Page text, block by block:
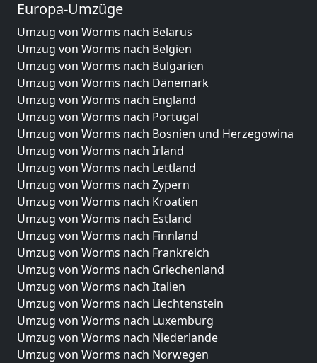
Europa-Umzüge
Umzug von Worms nach Belarus
Umzug von Worms nach Belgien
Umzug von Worms nach Bulgarien
Umzug von Worms nach Dänemark
Umzug von Worms nach England
Umzug von Worms nach Portugal
Umzug von Worms nach Bosnien und Herzegowina
Umzug von Worms nach Irland
Umzug von Worms nach Lettland
Umzug von Worms nach Zypern
Umzug von Worms nach Kroatien
Umzug von Worms nach Estland
Umzug von Worms nach Finnland
Umzug von Worms nach Frankreich
Umzug von Worms nach Griechenland
Umzug von Worms nach Italien
Umzug von Worms nach Liechtenstein
Umzug von Worms nach Luxemburg
Umzug von Worms nach Niederlande
Umzug von Worms nach Norwegen